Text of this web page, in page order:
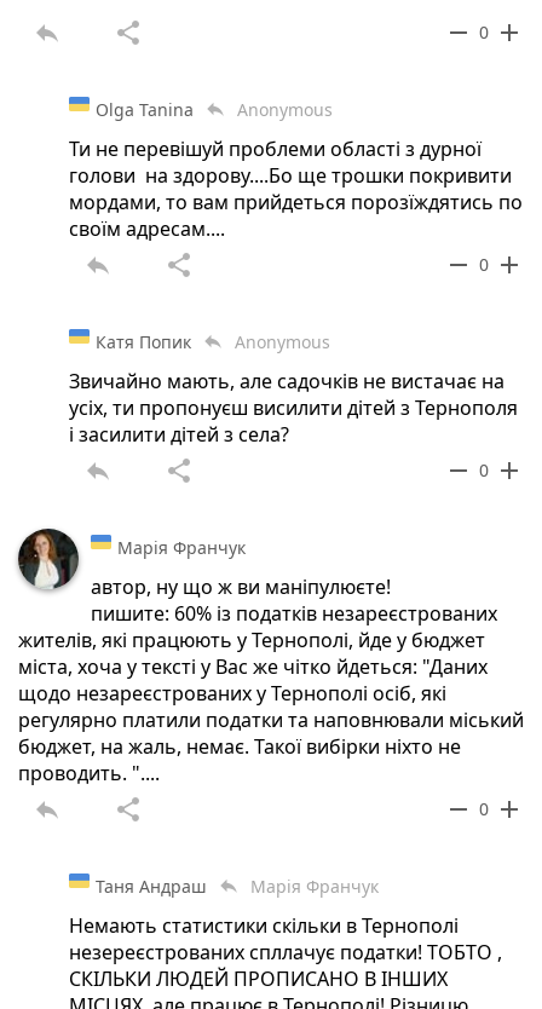
виконувати свої обов*язки, то йдіть зі своїх
теплих кабінетів, звільніть місце для тих, хто
reply share remove 0 add
Olga Tanina reply Anonymous
Ти не перевішуй проблеми області з дурної
голови на здорову....Бо ще трошки покривити
мордами, то вам прийдеться порозїждятись по
своїм адресам....
reply share remove 0 add
Катя Попик reply Anonymous
Звичайно мають, але садочків не вистачає на
усіх, ти пропонуєш висилити дітей з Тернополя
і засилити дітей з села?
reply share remove 0 add
Марія Франчук
автор, ну що ж ви маніпулюєте!
пишите: 60% із податків незареєстрованих
жителів, які працюють у Тернополі, йде у бюджет
міста, хоча у тексті у Вас же чітко йдеться: "Даних
щодо незареєстрованих у Тернополі осіб, які
регулярно платили податки та наповнювали міський
бюджет, на жаль, немає. Такої вибірки ніхто не
проводить. "....
reply share remove 0 add
Таня Андраш reply Марія Франчук
Немають статистики скільки в Тернополі
незереєстрованих спллачує податки! ТОБТО ,
СКІЛЬКИ ЛЮДЕЙ ПРОПИСАНО В ІНШИХ